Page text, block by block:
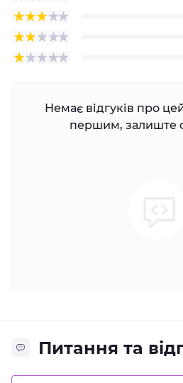
Немає відгуків про
першим, залиште
Питання та